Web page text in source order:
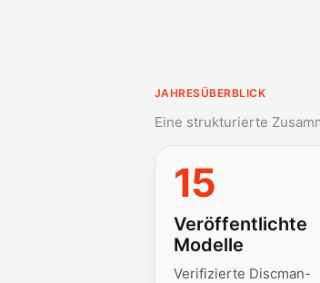
JAHRESÜBERBLICK
Eine strukturierte
15
Veröffentlichte
Modelle
Verifizierte Discman-